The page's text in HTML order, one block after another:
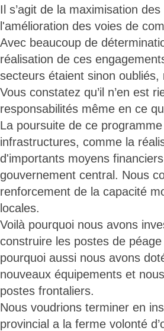
Il s’agit de la maximisation
l'amélioration des voies de
Avec beaucoup de
réalisation de ces
secteurs étaient sinon
Vous constatez qu’il n’en est
responsabilités même en ce
La poursuite de ce
infrastructures, comme la
d'importants moyens
gouvernement central. Nous
renforcement de la capacité
locales.
Voilà pourquoi nous avons
construire les postes de
pourquoi aussi nous avons
nouveaux équipements et
postes frontaliers.
Nous voudrions terminer en
provincial a la ferme volonté